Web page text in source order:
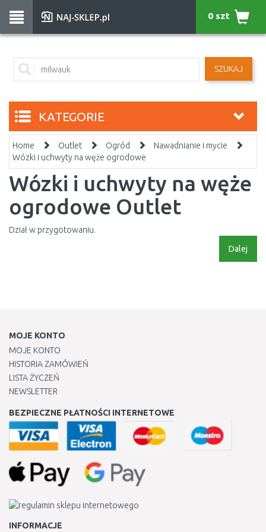
SZUKAJ
0 szt
KATEGORIE
Home Outlet Ogród
Nawadnianie i mycie
Wózki i uchwyty na węże ogrodowe
Wózki i uchwyty na węże
ogrodowe Outlet
Dział w przygotowaniu.
Dalej
MOJE KONTO
MOJE KONTO
HISTORIA ZAMÓWIEŃ
LISTA ŻYCZEŃ
NEWSLETTER
BEZPIECZNE PŁATNOŚCI INTERNETOWE
INFORMACJE